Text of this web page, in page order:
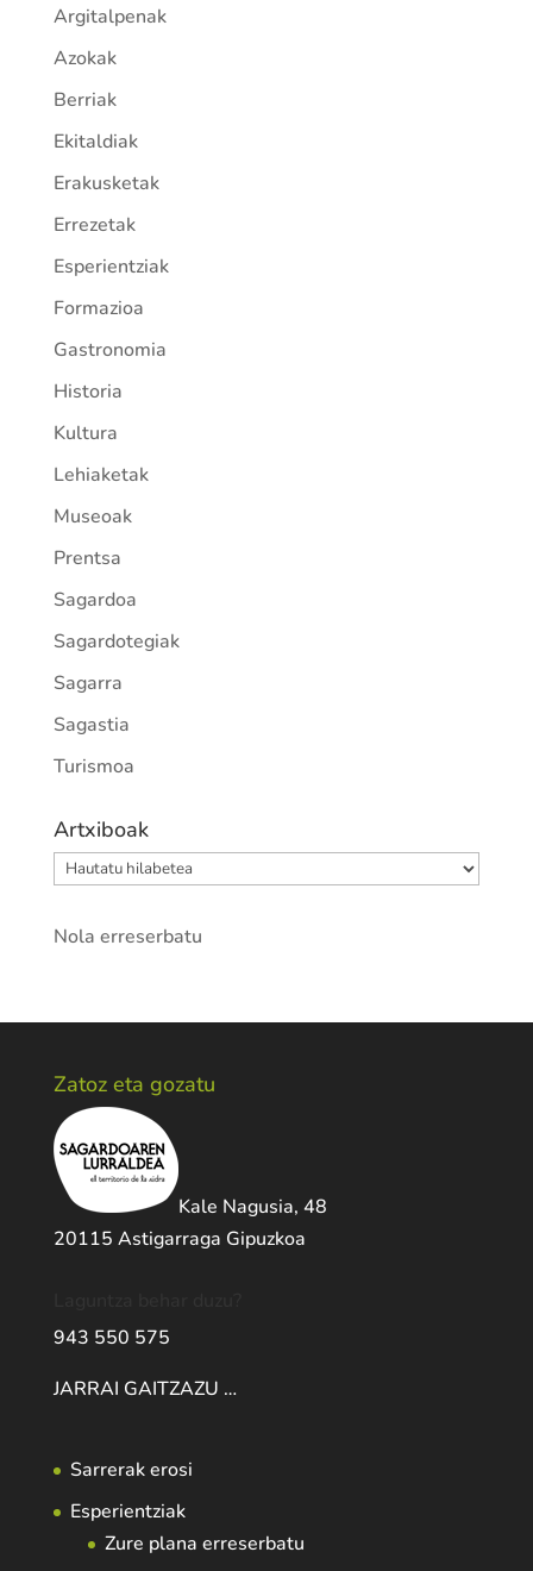
Argitalpenak
Azokak
Berriak
Ekitaldiak
Erakusketak
Errezetak
Esperientziak
Formazioa
Gastronomia
Historia
Kultura
Lehiaketak
Museoak
Prentsa
Sagardoa
Sagardotegiak
Sagarra
Sagastia
Turismoa
Artxiboak
Artxiboak
Nola erreserbatu
Zatoz eta gozatu
Kale Nagusia, 48
20115 Astigarraga Gipuzkoa
943 550 575
JARRAI GAITZAZU …
Sarrerak erosi
Esperientziak
Zure plana erreserbatu